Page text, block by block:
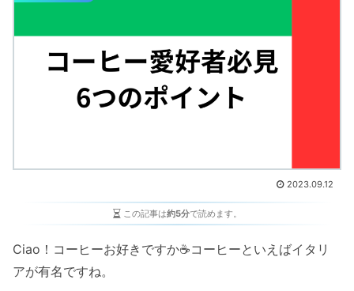
2023.09.12
この記事は約5分で読めます。
Ciao！コーヒーお好きですか☕️コーヒーといえばイタリ
アが有名ですね。